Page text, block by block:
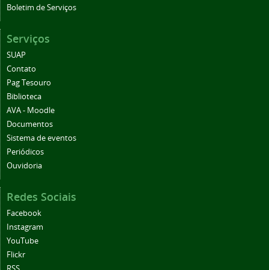
Boletim de Serviços
Serviços
SUAP
Contato
Pag Tesouro
Biblioteca
AVA - Moodle
Documentos
Sistema de eventos
Periódicos
Ouvidoria
Redes Sociais
Facebook
Instagram
YouTube
Flickr